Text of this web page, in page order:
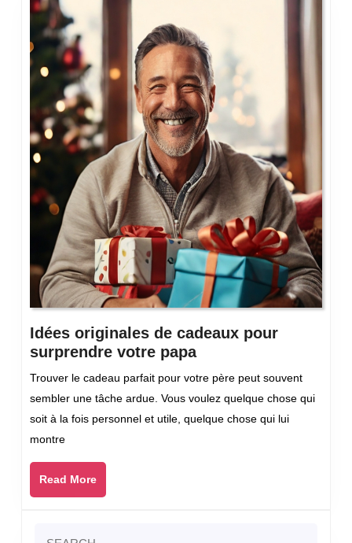
Idées originales de cadeaux pour
surprendre votre papa
originales
de
cadeaux
pour
Trouver le cadeau parfait pour votre père peut souvent
sembler une tâche ardue. Vous voulez quelque chose qui
soit à la fois personnel et utile, quelque chose qui lui
montre
Read MoreRead
More